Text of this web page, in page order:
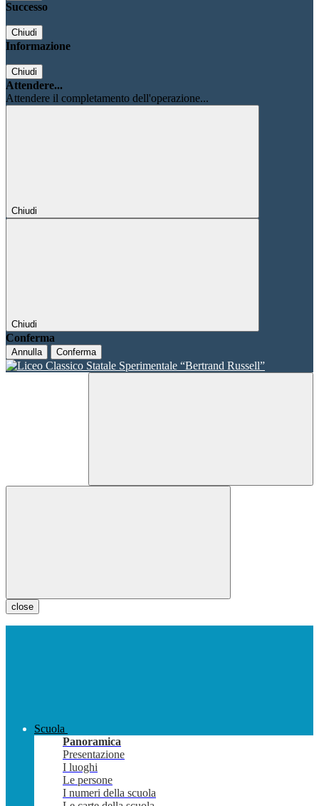
Successo
Chiudi
Informazione
Chiudi
Attendere...
Attendere il completamento dell'operazione...
Chiudi
Chiudi
Conferma
Annulla Conferma
close
Scuola
Panoramica
Presentazione
I luoghi
Le persone
I numeri della scuola